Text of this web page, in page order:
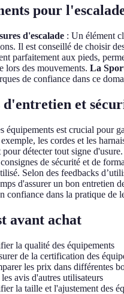
pour
d'escalade : Un élément
Il est conseillé de choisir
parfaitement aux pieds,
lors des mouvements. La
de confiance dans ce
d'entretien et
équipements est crucial pour
les cordes et les
détecter tout signe
de sécurité et de
Selon des feedbacks
d'assurer un bon entretien
confiance dans la pratique de
avant achat
la qualité des équipements
de la certification des
les prix dans différentes
avis d'autres utilisateurs
la taille et l'ajustement des